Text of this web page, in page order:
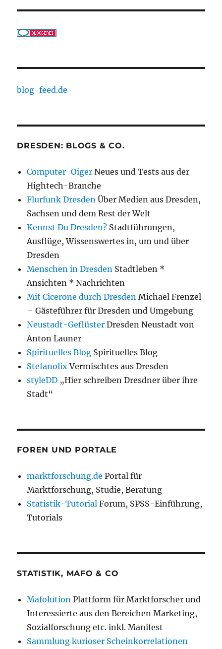
blog-feed.de
DRESDEN: BLOGS & CO.
Computer-Oiger Neues und Tests aus der
Hightech-Branche
Flurfunk Dresden Über Medien aus Dresden,
Sachsen und dem Rest der Welt
Kennst Du Dresden? Stadtführungen,
Ausflüge, Wissenswertes in, um und über
Dresden
Menschen in Dresden Stadtleben *
Ansichten * Nachrichten
Mit Cicerone durch Dresden Michael Frenzel
– Gästeführer für Dresden und Umgebung
Neustadt-Geflüster Dresden Neustadt von
Anton Launer
Spirituelles Blog Spirituelles Blog
StefanolixVermischtes aus Dresden
styleDD „Hier schreiben Dresdner über ihre
Stadt“
FOREN UND PORTALE
marktforschung.de Portal für
Marktforschung, Studie, Beratung
Statistik-Tutorial Forum, SPSS-Einführung,
Tutorials
STATISTIK, MAFO & CO
Mafolution Plattform für Marktforscher und
Interessierte aus den Bereichen Marketing,
Sozialforschung etc. inkl. Manifest
Sammlung kurioser Scheinkorrelationen